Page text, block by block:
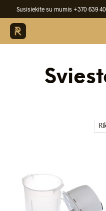
Susisiekite su mumis +370 639